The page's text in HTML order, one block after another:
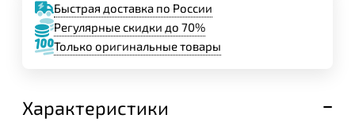
Быстрая доставка по России
Регулярные скидки до 70%
Только оригинальные товары
Характеристики
Имя